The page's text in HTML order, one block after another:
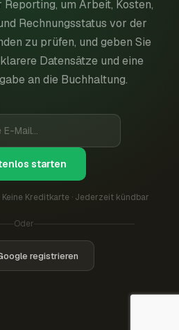
um Arbeit, Kosten,
Rechnungsstatus vor der
zu prüfen, und geben Sie
Datensätze und eine
an die Buchhaltung.
starten
Keine Kreditkarte · Jederzeit kündbar
Oder
registrieren